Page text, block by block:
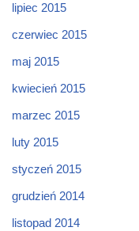
lipiec 2015
czerwiec 2015
maj 2015
kwiecień 2015
marzec 2015
luty 2015
styczeń 2015
grudzień 2014
listopad 2014